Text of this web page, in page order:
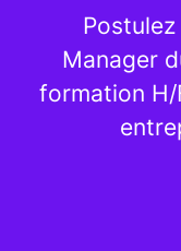
Manager
formation H/